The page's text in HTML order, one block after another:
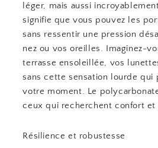
léger, mais aussi
signifie que vous pouvez les
sans ressentir une pression
nez ou vos oreilles. Imaginez-
terrasse ensoleillée, vos
sans cette sensation lourde qui
votre moment. Le
ceux qui recherchent confort et
Résilience et robustesse